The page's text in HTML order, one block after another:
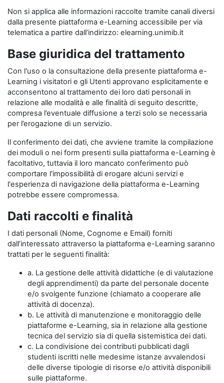
Non si applica alle informazioni raccolte tramite canali diversi
dalla presente piattaforma e-Learning accessibile per via
telematica a partire dall’indirizzo: elearning.unimib.it
Base giuridica del trattamento
Con l'uso o la consultazione della presente piattaforma e-
Learning i visitatori e gli Utenti approvano esplicitamente e
acconsentono al trattamento dei loro dati personali in
relazione alle modalità e alle finalità di seguito descritte,
compresa l’eventuale diffusione a terzi solo se necessaria
per l’erogazione di un servizio.
Il conferimento dei dati, che avviene tramite la compilazione
dei moduli o nei form presenti sulla piattaforma e-Learning è
facoltativo, tuttavia il loro mancato conferimento può
comportare l'impossibilità di erogare alcuni servizi e
l'esperienza di navigazione della piattaforma e-Learning
potrebbe essere compromessa.
Dati raccolti e finalità
I dati personali (Nome, Cognome e Email) forniti
dall’interessato attraverso la piattaforma e-Learning saranno
trattati per le seguenti finalità:
a. La gestione delle attività didattiche (e di valutazione
degli apprendimenti) da parte del personale docente
e/o svolgente funzione (chiamato a cooperare alle
attività di docenza).
b. Le attività di manutenzione e monitoraggio delle
piattaforme e-Learning, sia in relazione alla gestione
tecnica del servizio sia di quella sistemistica dei dati.
c. La condivisione dei contributi pubblicati dagli
studenti iscritti nelle medesime istanze avvalendosi
delle diverse tipologie di risorse e/o attività disponibili
sulle piattaforme.